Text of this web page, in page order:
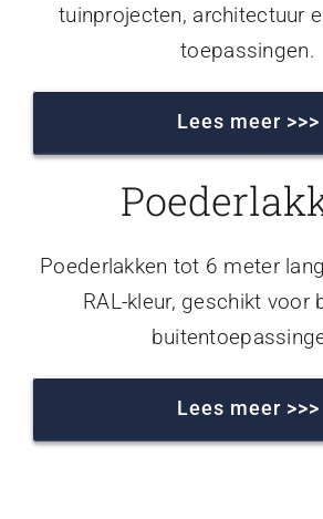
tuinprojecten, architectuur
toepassingen.
Lees meer >>>
Poederlakken tot 6 meter
RAL-kleur, geschikt voor
Lees meer >>>